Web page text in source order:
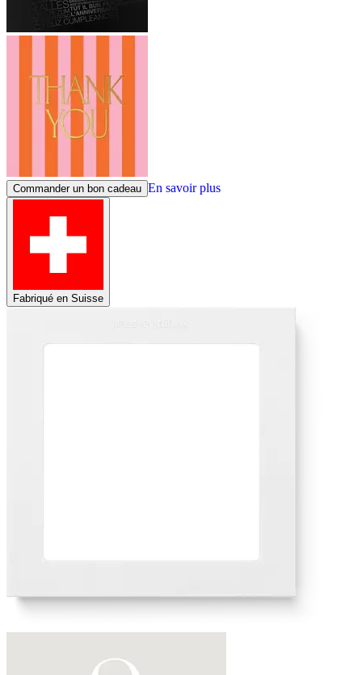
Commander un bon cadeau En savoir plus
Fabriqué en Suisse